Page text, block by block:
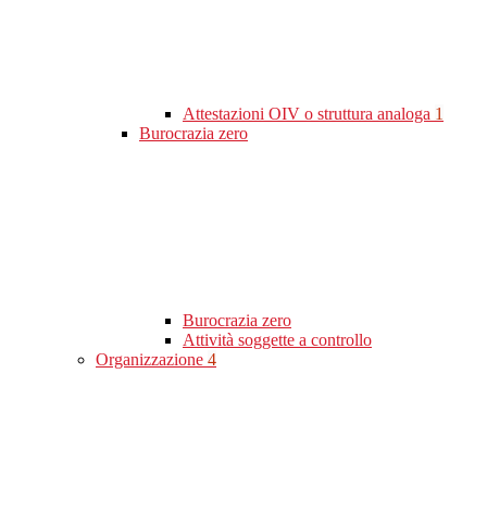
Attestazioni OIV o struttura analoga 1
Burocrazia zero
Burocrazia zero
Attività soggette a controllo
Organizzazione 4